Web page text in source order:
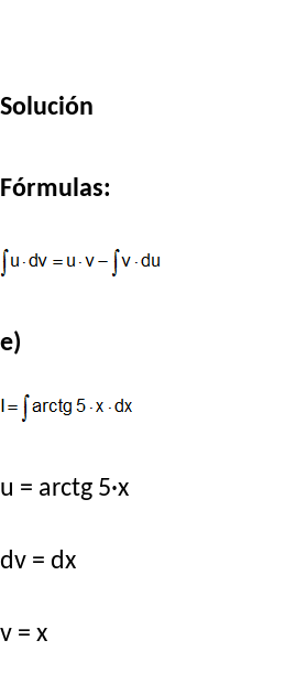
Solución
Fórmulas:
e)
u = arctg 5·x
dv = dx
v = x